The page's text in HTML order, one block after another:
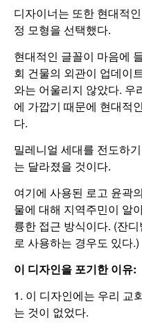
디자이너는 또한 현대적
정 모형을 선택했다.
현대적인 글꼴이 마음에
회 건물의 외관이 업데이
와는 어울리지 않았다. 우
에 가깝기 때문에 현대적
다.
밀레니얼 세대를 전도하
는 달라졌을 것이다.
여기에 사용된 로고 윤곽
물에 대해 지역주민이 알
륭한 접근 방식이다. (잔
로 사용하는 경우도 있다.)
이 디자인을 포기한이유:
1. 이 디자인에는 우리 교
는 것이 없었다.